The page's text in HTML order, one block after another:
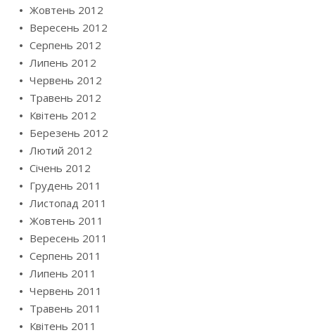
Жовтень 2012
Вересень 2012
Серпень 2012
Липень 2012
Червень 2012
Травень 2012
Квітень 2012
Березень 2012
Лютий 2012
Січень 2012
Грудень 2011
Листопад 2011
Жовтень 2011
Вересень 2011
Серпень 2011
Липень 2011
Червень 2011
Травень 2011
Квітень 2011